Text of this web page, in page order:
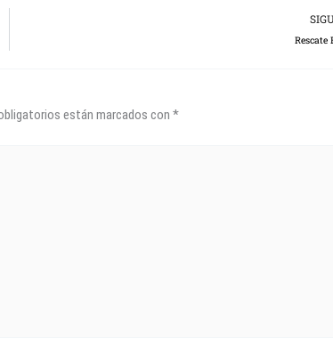
Rescate
están marcados con *